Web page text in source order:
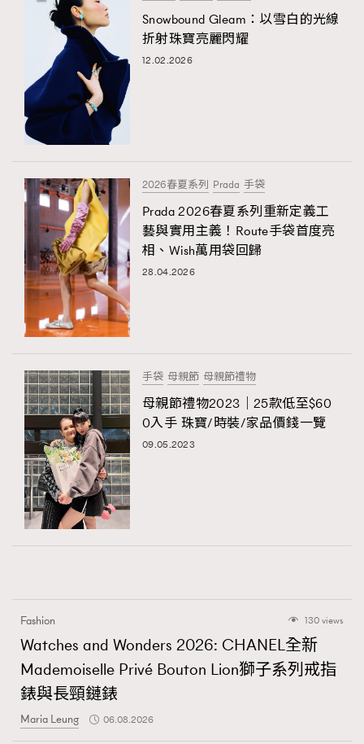
Snowbound Gleam：以雪白的光線
折射珠寶亮麗閃耀
12.02.2026
2026春夏系列 Prada 手袋
Prada 2026春夏系列重新定義工
藝與實用主義！Route手袋首度亮
相、Wish萬用袋回歸
28.04.2026
手袋 母親節 母親節禮物
母親節禮物2023｜25款低至$60
0入手 珠寶/時裝/家品價錢一覽
09.05.2023
Fashion 130 views
Watches and Wonders 2026: CHANEL全新
Mademoiselle Privé Bouton Lion獅子系列戒指
錶與長頸鏈錶
Maria Leung 06.08.2026